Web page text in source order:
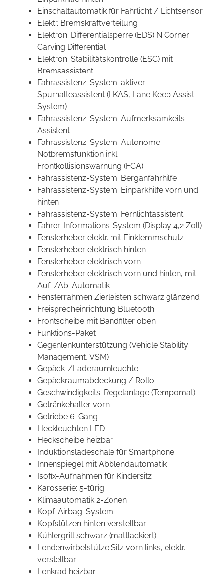
Einschaltautomatik für Fahrlicht / Lichtsensor
Elektr. Bremskraftverteilung
Elektron. Differentialsperre (EDS) N Corner
Carving Differential
Elektron. Stabilitätskontrolle (ESC) mit
Bremsassistent
Fahrassistenz-System: aktiver
Spurhalteassistent (LKAS, Lane Keep Assist
System)
Fahrassistenz-System: Aufmerksamkeits-
Assistent
Fahrassistenz-System: Autonome
Notbremsfunktion inkl.
Frontkollisionswarnung (FCA)
Fahrassistenz-System: Berganfahrhilfe
Fahrassistenz-System: Einparkhilfe vorn und
hinten
Fahrassistenz-System: Fernlichtassistent
Fahrer-Informations-System (Display 4,2 Zoll)
Fensterheber elektr. mit Einklemmschutz
Fensterheber elektrisch hinten
Fensterheber elektrisch vorn
Fensterheber elektrisch vorn und hinten, mit
Auf-/Ab-Automatik
Fensterrahmen Zierleisten schwarz glänzend
Freisprecheinrichtung Bluetooth
Frontscheibe mit Bandfilter oben
Funktions-Paket
Gegenlenkunterstützung (Vehicle Stability
Management, VSM)
Gepäck-/Laderaumleuchte
Gepäckraumabdeckung / Rollo
Geschwindigkeits-Regelanlage (Tempomat)
Getränkehalter vorn
Getriebe 6-Gang
Heckleuchten LED
Heckscheibe heizbar
Induktionsladeschale für Smartphone
Innenspiegel mit Abblendautomatik
Isofix-Aufnahmen für Kindersitz
Karosserie: 5-türig
Klimaautomatik 2-Zonen
Kopf-Airbag-System
Kopfstützen hinten verstellbar
Kühlergrill schwarz (mattlackiert)
Lendenwirbelstütze Sitz vorn links, elektr.
verstellbar
Lenkrad heizbar